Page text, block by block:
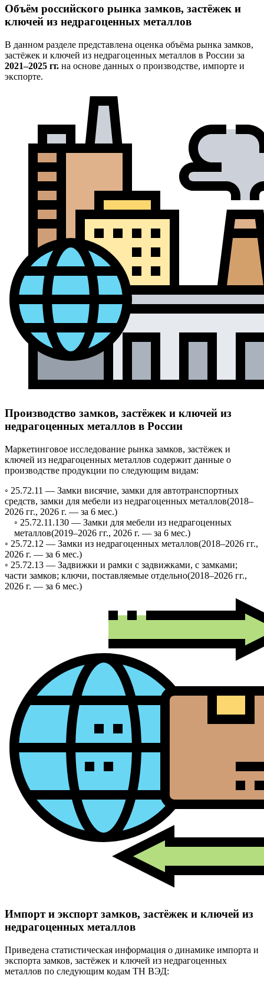
Объём российского рынка замков, застёжек и
ключей из недрагоценных металлов
В данном разделе представлена оценка объёма рынка замков,
застёжек и ключей из недрагоценных металлов в России за
2021–2025 гг. на основе данных о производстве, импорте и
экспорте.
Производство замков, застёжек и ключей из
недрагоценных металлов в России
Маркетинговое исследование рынка замков, застёжек и
ключей из недрагоценных металлов содержит данные о
производстве продукции по следующим видам:
◦ 25.72.11 — Замки висячие, замки для автотранспортных
средств, замки для мебели из недрагоценных металлов(2018–
2026 гг., 2026 г. — за 6 мес.)
◦ 25.72.11.130 — Замки для мебели из недрагоценных
металлов(2019–2026 гг., 2026 г. — за 6 мес.)
◦ 25.72.12 — Замки из недрагоценных металлов(2018–2026 гг.,
2026 г. — за 6 мес.)
◦ 25.72.13 — Задвижки и рамки с задвижками, с замками;
части замков; ключи, поставляемые отдельно(2018–2026 гг.,
2026 г. — за 6 мес.)
Импорт и экспорт замков, застёжек и ключей из
недрагоценных металлов
Приведена статистическая информация о динамике импорта и
экспорта замков, застёжек и ключей из недрагоценных
металлов по следующим кодам ТН ВЭД: